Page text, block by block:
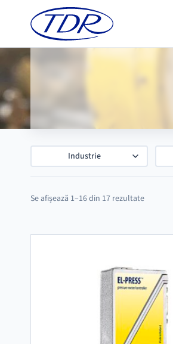
Industrie
Se afișează 1–16 din 17 rezultate